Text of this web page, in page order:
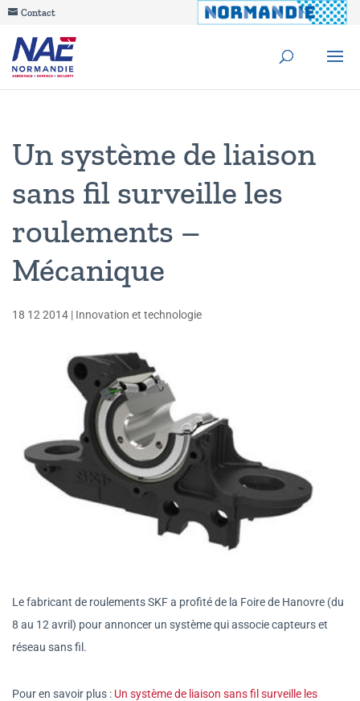
Contact
Un système de liaison
sans fil surveille les
roulements –
Mécanique
18 12 2014 | Innovation et technologie
Le fabricant de roulements SKF a profité de la Foire de Hanovre (du
8 au 12 avril) pour annoncer un système qui associe capteurs et
réseau sans fil.
Pour en savoir plus : Un système de liaison sans fil surveille les